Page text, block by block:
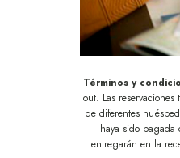
Términos y
out. Las
de diferentes
haya sido pagada
entregarán en la